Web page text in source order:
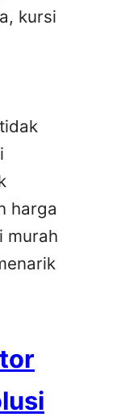
kursi
harga
murah